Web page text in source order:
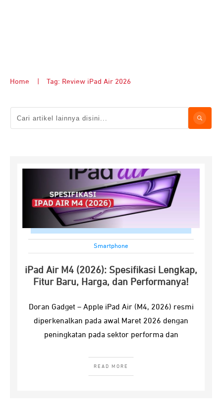
Home Tag: Review iPad Air 2026
Smartphone
iPad Air M4 (2026): Spesifikasi Lengkap,
Fitur Baru, Harga, dan Performanya!
Doran Gadget – Apple iPad Air (M4, 2026) resmi
diperkenalkan pada awal Maret 2026 dengan
peningkatan pada sektor performa dan
READ MORE